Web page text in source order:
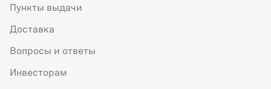
Пункты выдачи
Доставка
Вопросы и ответы
Инвесторам